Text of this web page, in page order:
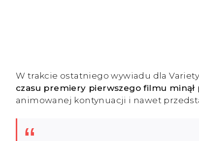
W trakcie ostatniego wywiadu dla Variety,
czasu premiery pierwszego filmu minął
animowanej kontynuacji i nawet